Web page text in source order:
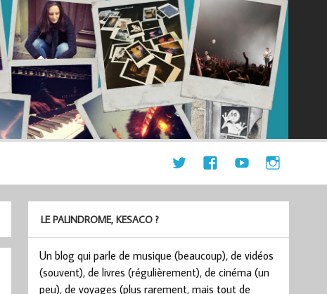
LE PALINDROME, KESACO ?
Un blog qui parle de musique (beaucoup), de vidéos
(souvent), de livres (régulièrement), de cinéma (un
peu), de voyages (plus rarement, mais tout de